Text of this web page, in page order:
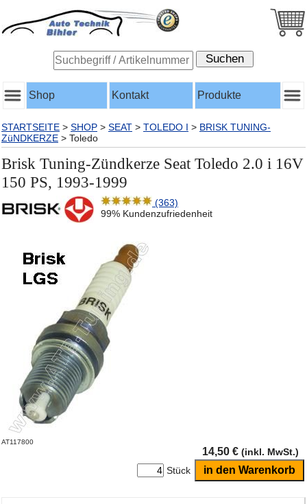
Shop Kontakt Produkte
STARTSEITE > SHOP > SEAT > TOLEDO I > BRISK TUNING-
ZüNDKERZE > Toledo
Brisk Tuning-Zündkerze Seat Toledo 2.0 i 16V
150 PS, 1993-1999
(363)
99% Kundenzufriedenheit
AT117800
14,50 € (inkl. MwSt.)
Stück